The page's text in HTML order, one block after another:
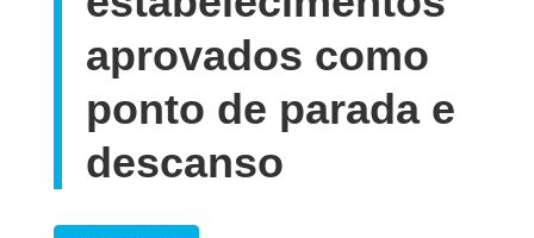
aprovados como
ponto de parada e
descanso